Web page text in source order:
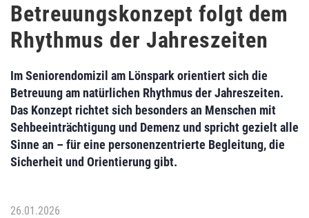
Betreuungskonzept folgt dem
Rhythmus der Jahreszeiten
Im Seniorendomizil am Lönspark orientiert sich die
Betreuung am natürlichen Rhythmus der Jahreszeiten.
Das Konzept richtet sich besonders an Menschen mit
Sehbeeinträchtigung und Demenz und spricht gezielt alle
Sinne an – für eine personenzentrierte Begleitung, die
Sicherheit und Orientierung gibt.
26.01.2026